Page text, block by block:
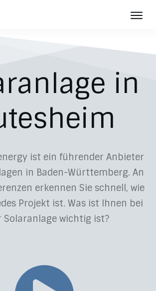
in
ist ein führender Anbieter
in Baden-Württemberg. An
erkennen Sie schnell, wie
Projekt ist. Was ist Ihnen bei
Solaranlage wichtig ist?